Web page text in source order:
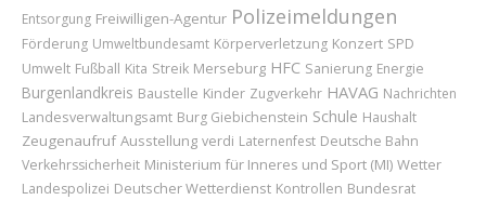
Entsorgung Freiwilligen-Agentur Polizeimeldungen
Förderung Umweltbundesamt Körperverletzung Konzert SPD
Umwelt Fußball Kita Streik Merseburg HFC Sanierung Energie
Burgenlandkreis Baustelle Kinder Zugverkehr HAVAG Nachrichten
Landesverwaltungsamt Burg Giebichenstein Schule Haushalt
Zeugenaufruf Ausstellung verdi Laternenfest Deutsche Bahn
Verkehrssicherheit Ministerium für Inneres und Sport (MI) Wetter
Landespolizei Deutscher Wetterdienst Kontrollen Bundesrat